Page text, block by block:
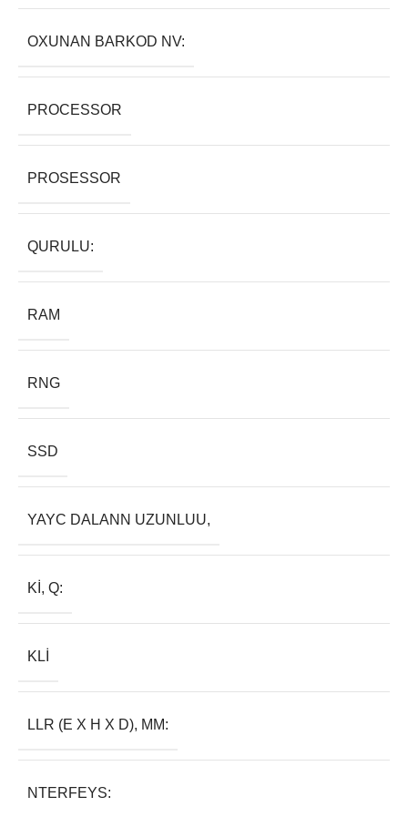
OXUNAN BARKOD NV:
PROCESSOR
PROSESSOR
QURULU:
RAM
RNG
SSD
YAYC DALANN UZUNLUU,
KI, Q:
KLI
LLR (E X H X D), MM:
NTERFEYS: